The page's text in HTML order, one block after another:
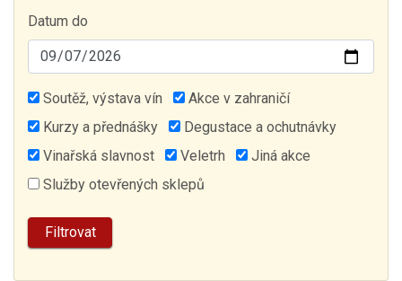
Datum do
Soutěž, výstava vín
Akce v zahraničí
Kurzy a přednášky
Degustace a ochutnávky
Vinařská slavnost
Veletrh
Jiná akce
Služby otevřených sklepů